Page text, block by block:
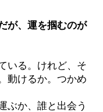
が、運を掴むのが
いる。けれど、そ
動けるか。つかめ
ぶか、誰と出会う